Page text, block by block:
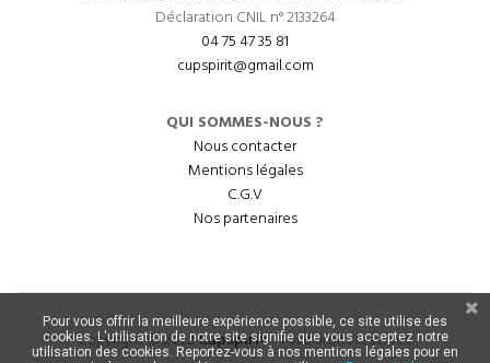
Déclaration CNIL n° 2133264
04 75 47 35 81
cupspirit@gmail.com
QUI SOMMES-NOUS ?
Nous contacter
Mentions légales
C.G.V
Nos partenaires
Copyright © 2022CupSpirit- Tous droits réservés.
Pour vous offrir la meilleure expérience possible, ce site utilise des
cookies. L'utilisation de notre site signifie que vous acceptez notre
utilisation des cookies. Reportez-vous à nos mentions légales pour en